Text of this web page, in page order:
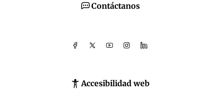
Contáctanos
Accesibilidad web